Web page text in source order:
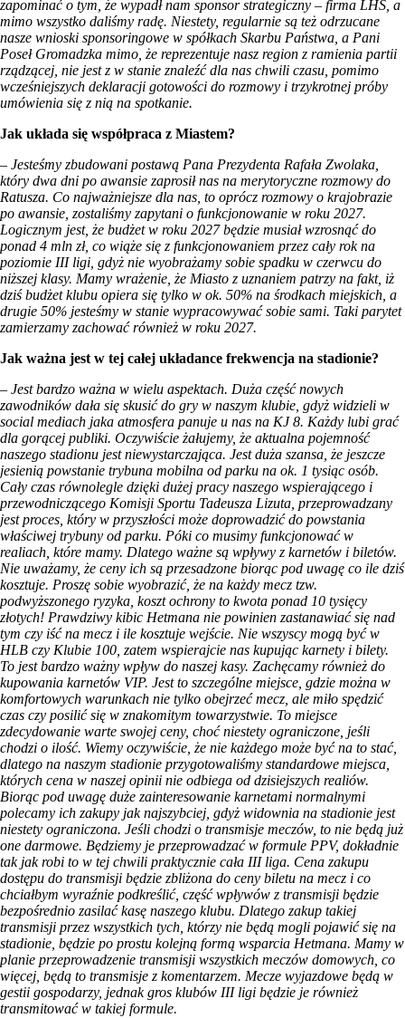
zapominać o tym, że wypadł nam sponsor strategiczny – firma LHS, a
mimo wszystko daliśmy radę. Niestety, regularnie są też odrzucane
nasze wnioski sponsoringowe w spółkach Skarbu Państwa, a Pani
Poseł Gromadzka mimo, że reprezentuje nasz region z ramienia partii
rządzącej, nie jest z w stanie znaleźć dla nas chwili czasu, pomimo
wcześniejszych deklaracji gotowości do rozmowy i trzykrotnej próby
umówienia się z nią na spotkanie.
Jak układa się współpraca z Miastem?
– Jesteśmy zbudowani postawą Pana Prezydenta Rafała Zwolaka,
który dwa dni po awansie zaprosił nas na merytoryczne rozmowy do
Ratusza. Co najważniejsze dla nas, to oprócz rozmowy o krajobrazie
po awansie, zostaliśmy zapytani o funkcjonowanie w roku 2027.
Logicznym jest, że budżet w roku 2027 będzie musiał wzrosnąć do
ponad 4 mln zł, co wiąże się z funkcjonowaniem przez cały rok na
poziomie III ligi, gdyż nie wyobrażamy sobie spadku w czerwcu do
niższej klasy. Mamy wrażenie, że Miasto z uznaniem patrzy na fakt, iż
dziś budżet klubu opiera się tylko w ok. 50% na środkach miejskich, a
drugie 50% jesteśmy w stanie wypracowywać sobie sami. Taki parytet
zamierzamy zachować również w roku 2027.
Jak ważna jest w tej całej układance frekwencja na stadionie?
– Jest bardzo ważna w wielu aspektach. Duża część nowych
zawodników dała się skusić do gry w naszym klubie, gdyż widzieli w
social mediach jaka atmosfera panuje u nas na KJ 8. Każdy lubi grać
dla gorącej publiki. Oczywiście żałujemy, że aktualna pojemność
naszego stadionu jest niewystarczająca. Jest duża szansa, że jeszcze
jesienią powstanie trybuna mobilna od parku na ok. 1 tysiąc osób.
Cały czas równolegle dzięki dużej pracy naszego wspierającego i
przewodniczącego Komisji Sportu Tadeusza Lizuta, przeprowadzany
jest proces, który w przyszłości może doprowadzić do powstania
właściwej trybuny od parku. Póki co musimy funkcjonować w
realiach, które mamy. Dlatego ważne są wpływy z karnetów i biletów.
Nie uważamy, że ceny ich są przesadzone biorąc pod uwagę co ile dziś
kosztuje. Proszę sobie wyobrazić, że na każdy mecz tzw.
podwyższonego ryzyka, koszt ochrony to kwota ponad 10 tysięcy
złotych! Prawdziwy kibic Hetmana nie powinien zastanawiać się nad
tym czy iść na mecz i ile kosztuje wejście. Nie wszyscy mogą być w
HLB czy Klubie 100, zatem wspierajcie nas kupując karnety i bilety.
To jest bardzo ważny wpływ do naszej kasy. Zachęcamy również do
kupowania karnetów VIP. Jest to szczególne miejsce, gdzie można w
komfortowych warunkach nie tylko obejrzeć mecz, ale miło spędzić
czas czy posilić się w znakomitym towarzystwie. To miejsce
zdecydowanie warte swojej ceny, choć niestety ograniczone, jeśli
chodzi o ilość. Wiemy oczywiście, że nie każdego może być na to stać,
dlatego na naszym stadionie przygotowaliśmy standardowe miejsca,
których cena w naszej opinii nie odbiega od dzisiejszych realiów.
Biorąc pod uwagę duże zainteresowanie karnetami normalnymi
polecamy ich zakupy jak najszybciej, gdyż widownia na stadionie jest
niestety ograniczona. Jeśli chodzi o transmisje meczów, to nie będą już
one darmowe. Będziemy je przeprowadzać w formule PPV, dokładnie
tak jak robi to w tej chwili praktycznie cała III liga. Cena zakupu
dostępu do transmisji będzie zbliżona do ceny biletu na mecz i co
chciałbym wyraźnie podkreślić, część wpływów z transmisji będzie
bezpośrednio zasilać kasę naszego klubu. Dlatego zakup takiej
transmisji przez wszystkich tych, którzy nie będą mogli pojawić się na
stadionie, będzie po prostu kolejną formą wsparcia Hetmana. Mamy w
planie przeprowadzenie transmisji wszystkich meczów domowych, co
więcej, będą to transmisje z komentarzem. Mecze wyjazdowe będą w
gestii gospodarzy, jednak gros klubów III ligi będzie je również
transmitować w takiej formule.